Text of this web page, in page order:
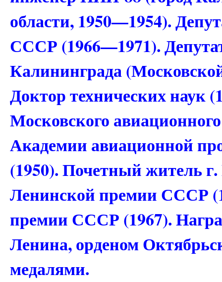
области, 1950—1954).
СССР (1966—1971). Депутат
Калининграда
Доктор технических наук
Московского
Академии авиационной
(1950). Почетный житель
Ленинской премии СССР
премии СССР (1967).
Ленина, орденом
медалями.